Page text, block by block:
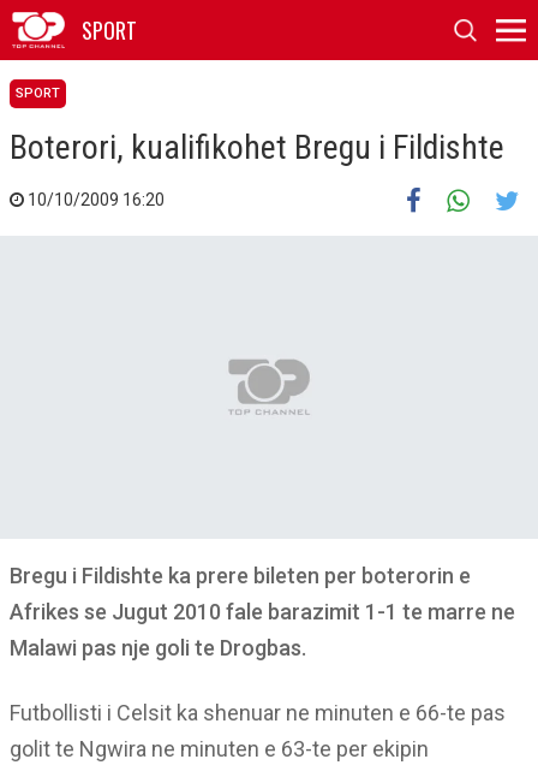
SPORT
SPORT
Boterori, kualifikohet Bregu i Fildishte
10/10/2009 16:20
Bregu i Fildishte ka prere bileten per boterorin e
Afrikes se Jugut 2010 fale barazimit 1-1 te marre ne
Malawi pas nje goli te Drogbas.
Futbollisti i Celsit ka shenuar ne minuten e 66-te pas
golit te Ngwira ne minuten e 63-te per ekipin